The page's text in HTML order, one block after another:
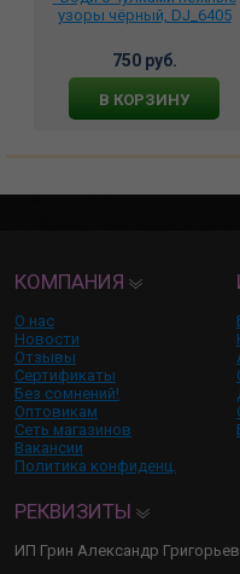
узоры чёрный, DJ_6405
750 руб.
В КОРЗИНУ
КОМПАНИЯ
О нас
Новости
Отзывы
Сертификаты
Без сомнений!
Оптовикам
Сеть магазинов
Вакансии
Политика конфиденц.
РЕКВИЗИТЫ
ИП Грин Александр